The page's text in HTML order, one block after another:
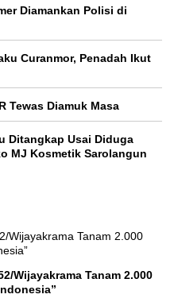
Diamankan Polisi di
Curanmor, Penadah Ikut
Tewas Diamuk Masa
Ditangkap Usai Diduga
MJ Kosmetik Sarolangun
Wijayakrama Tanam 2.000